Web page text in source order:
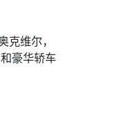
维尔，
豪华轿车